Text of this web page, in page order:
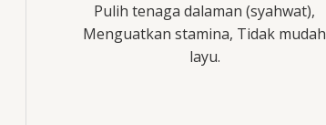
Pulih tenaga dalaman (syahwat),
Menguatkan stamina, Tidak mudah
layu.